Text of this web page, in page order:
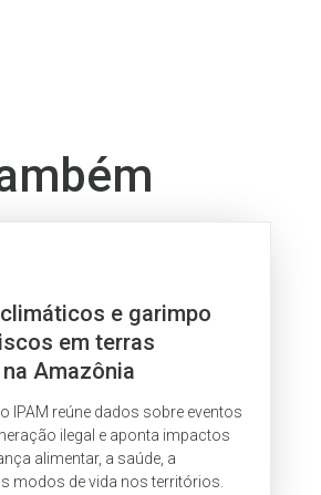
e garimpo
em terras
Amazônia
IPAM reúne dados sobre eventos
ilegal e aponta impactos
alimentar, a saúde, a
modos de vida nos territórios.